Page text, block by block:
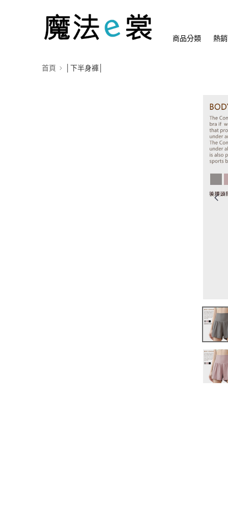
商品分類 熱
首頁 │下半身褲│